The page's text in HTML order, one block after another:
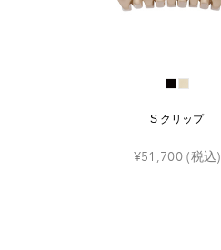
S クリップ
¥51,700(税込)